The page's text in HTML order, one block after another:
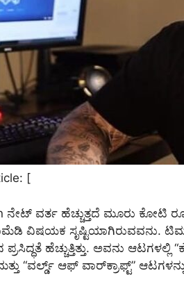
[
ನೇಟ್ ವರ್ತ ಹೆಚ್ಚುತ್ತದೆ ಮೂರು
ವಿಷಯಕ ಸೃಷ್ಟಿಯಾಗಿರುವವನು. ಟಿಮ್
ಹೆಚ್ಚುತ್ತಿತ್ತು. ಅವನು
“ವರ್ಲ್ಡ್ ಆಫ್ ವಾರ್‌ಕ್ರಾಫ್ಟ್”